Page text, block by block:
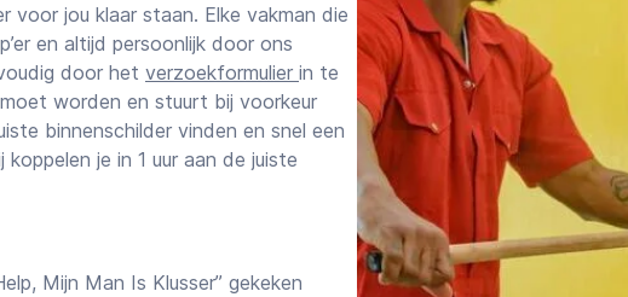
voor jou klaar staan. Elke vakman die
en altijd persoonlijk door ons
door het verzoekformulier in te
worden en stuurt bij voorkeur
binnenschilder vinden en snel een
je in 1 uur aan de juiste
Mijn Man Is Klusser” gekeken